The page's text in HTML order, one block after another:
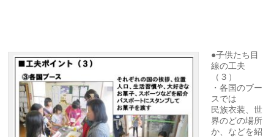
●子供たち目
線の工夫
（３）
・各国のブー
スでは
民族衣装、世
界のどの場所
か、などを紹